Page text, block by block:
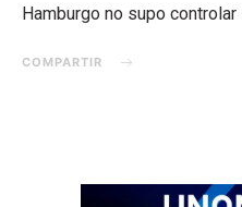
Hamburgo no supo
COMPARTIR